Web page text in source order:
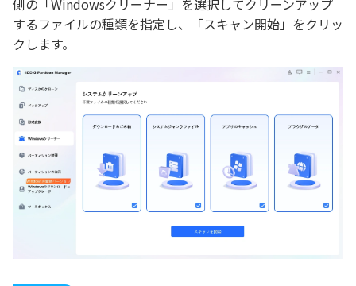
側の「Windowsクリーナー」を選択してクリーンアップ
するファイルの種類を指定し、「スキャン開始」をクリッ
クします。